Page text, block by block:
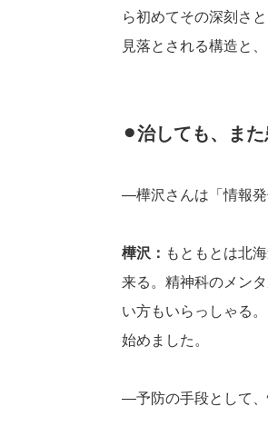
ら初めてその深刻さ
見落とされる構造と
⚫︎治しても、ま
―樺沢さんは「情報発
樺沢： もともとは北
来る。精神科のメン
い方もいらっしゃる
始めました。
―予防の手段として、